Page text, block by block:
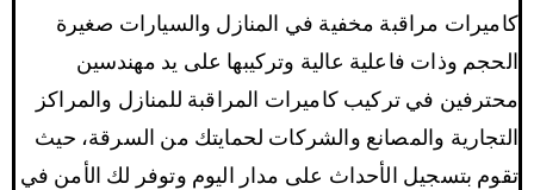
كاميرات مراقبة مخفية في المنازل والسيارات صغيرة
الحجم وذات فاعلية عالية وتركيبها على يد مهندسين
محترفين في تركيب كاميرات المراقبة للمنازل والمراكز
التجارية والمصانع والشركات لحمايتك من السرقة، حيث
تقوم بتسجيل الأحداث على مدار اليوم وتوفر لك الأمن في